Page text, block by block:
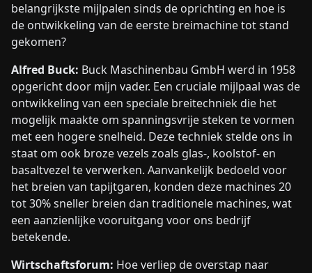
belangrijkste mijlpalen sinds de oprichting en hoe is
de ontwikkeling van de eerste breimachine tot stand
gekomen?
Alfred Buck: Buck Maschinenbau GmbH werd in 1958
opgericht door mijn vader. Een cruciale mijlpaal was de
ontwikkeling van een speciale breitechniek die het
mogelijk maakte om spanningsvrije steken te vormen
met een hogere snelheid. Deze techniek stelde ons in
staat om ook broze vezels zoals glas-, koolstof- en
basaltvezel te verwerken. Aanvankelijk bedoeld voor
het breien van tapijtgaren, konden deze machines 20
tot 30% sneller breien dan traditionele machines, wat
een aanzienlijke vooruitgang voor ons bedrijf
betekende.
Wirtschaftsforum: Hoe verliep de overstap naar